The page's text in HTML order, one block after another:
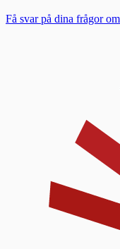
Få svar på dina frågor